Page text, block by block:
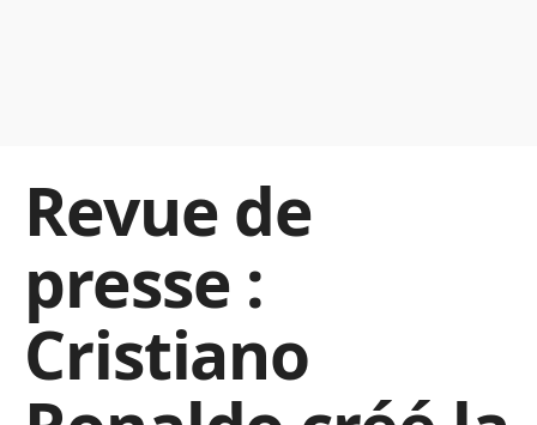
Revue de
presse :
Cristiano